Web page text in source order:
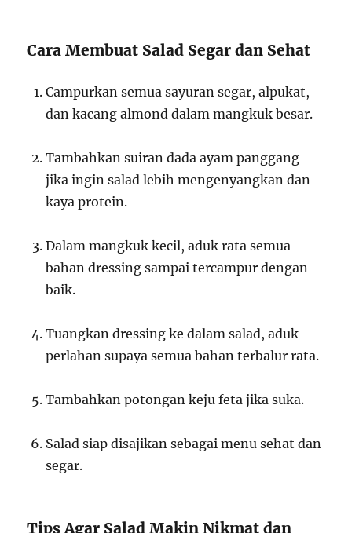
Cara Membuat Salad Segar dan Sehat
Campurkan semua sayuran segar, alpukat,
dan kacang almond dalam mangkuk besar.
Tambahkan suiran dada ayam panggang
jika ingin salad lebih mengenyangkan dan
kaya protein.
Dalam mangkuk kecil, aduk rata semua
bahan dressing sampai tercampur dengan
baik.
Tuangkan dressing ke dalam salad, aduk
perlahan supaya semua bahan terbalur rata.
Tambahkan potongan keju feta jika suka.
Salad siap disajikan sebagai menu sehat dan
segar.
Tips Agar Salad Makin Nikmat dan